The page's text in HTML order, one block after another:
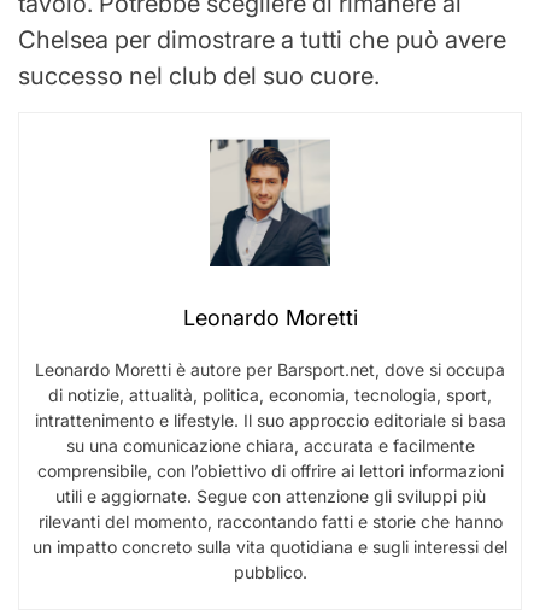
Chelsea per dimostrare a tutti che può avere
successo nel club del suo cuore.
Leonardo Moretti
Leonardo Moretti è autore per Barsport.net, dove si occupa
di notizie, attualità, politica, economia, tecnologia, sport,
intrattenimento e lifestyle. Il suo approccio editoriale si basa
su una comunicazione chiara, accurata e facilmente
comprensibile, con l’obiettivo di offrire ai lettori informazioni
utili e aggiornate. Segue con attenzione gli sviluppi più
rilevanti del momento, raccontando fatti e storie che hanno
un impatto concreto sulla vita quotidiana e sugli interessi del
pubblico.